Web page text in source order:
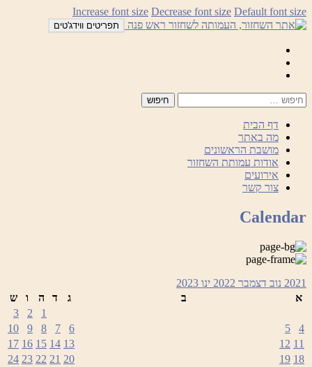
לדלג
לתוכן
Increase font size Decrease font size Default font size
תפריטים ווידג'טים
דף הבית
מה באתר
מושבת הראשונים
אודות עמותת השחזור
אירועים
צור קשר
Calendar
2021 נוב דצמבר 2022 ינו 2023
א
ב ג ד ה ו
ש
1
2
3
4
5
6
7
8
9
10
11
12
13
14
15
16
17
18
19
20
21
22
23
24